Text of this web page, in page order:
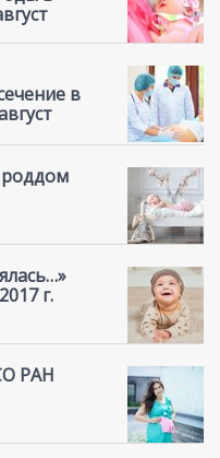
в
роддом
г.
РАН